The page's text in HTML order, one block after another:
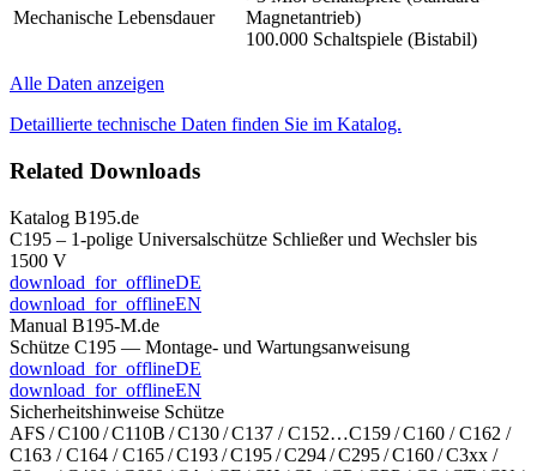
Mechanische Lebensdauer
Magnetantrieb)
100.000 Schaltspiele (Bistabil)
Alle Daten anzeigen
Detaillierte technische Daten finden Sie im Katalog.
Related Downloads
Katalog B195.de
C195 – 1-polige Universalschütze Schließer und Wechsler bis
1500 V
download_for_offlineDE
download_for_offlineEN
Manual B195-M.de
Schütze C195 — Montage- und Wartungs­anweisung
download_for_offlineDE
download_for_offlineEN
Sicherheitshinweise Schütze
AFS / C100 / C110B / C130 / C137 / C152…C159 / C160 / C162 /
C163 / C164 / C165 / C193 / C195 / C294 / C295 / C160 / C3xx /